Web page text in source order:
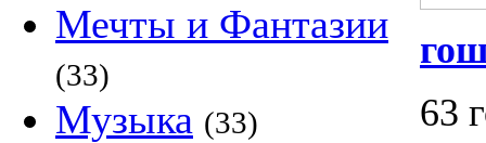
Мечты и Фантазии
(33)
Музыка (33)
63